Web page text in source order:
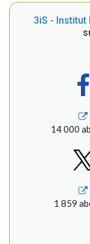
3iS - Institut
14 000
1 859